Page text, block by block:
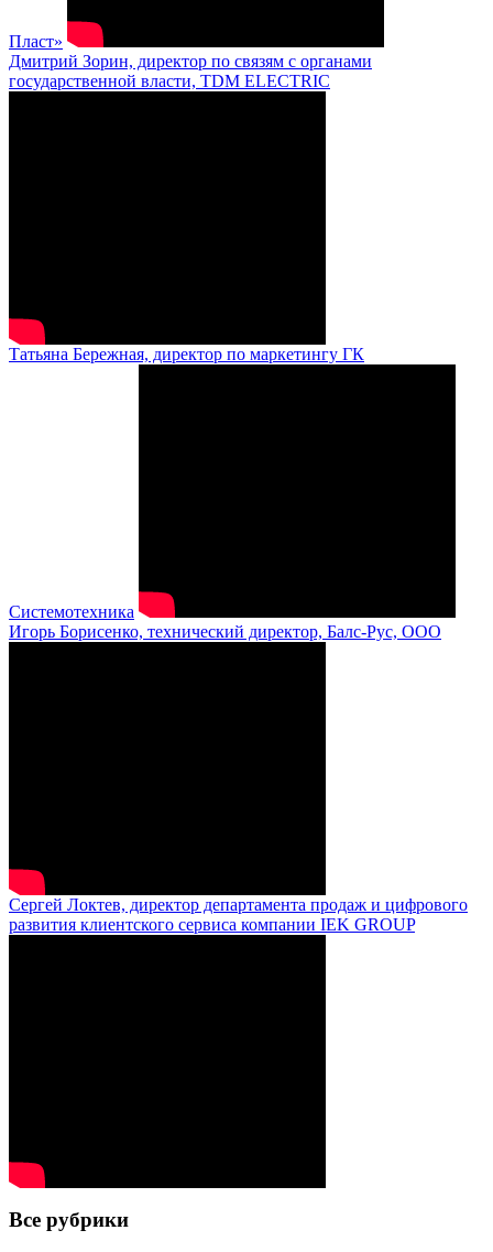
Пласт»
Дмитрий Зорин, директор по связям с органами
государственной власти, TDM ELECTRIC
Татьяна Бережная, директор по маркетингу ГК
Системотехника
Игорь Борисенко, технический директор, Балс-Рус, ООО
Сергей Локтев, директор департамента продаж и цифрового
развития клиентского сервиса компании IEK GROUP
Все рубрики